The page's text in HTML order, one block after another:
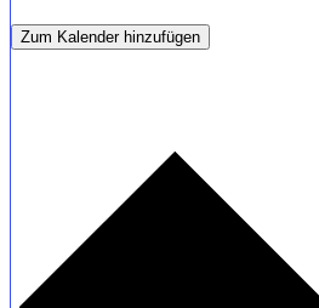
Zum Kalender hinzufügen